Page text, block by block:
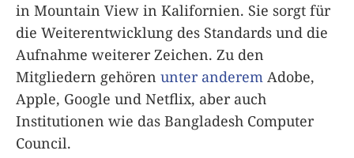
in Mountain View in Kalifornien. Sie sorgt für
die Weiterentwicklung des Standards und die
Aufnahme weiterer Zeichen. Zu den
Mitgliedern gehören unter anderem Adobe,
Apple, Google und Netflix, aber auch
Institutionen wie das Bangladesh Computer
Council.